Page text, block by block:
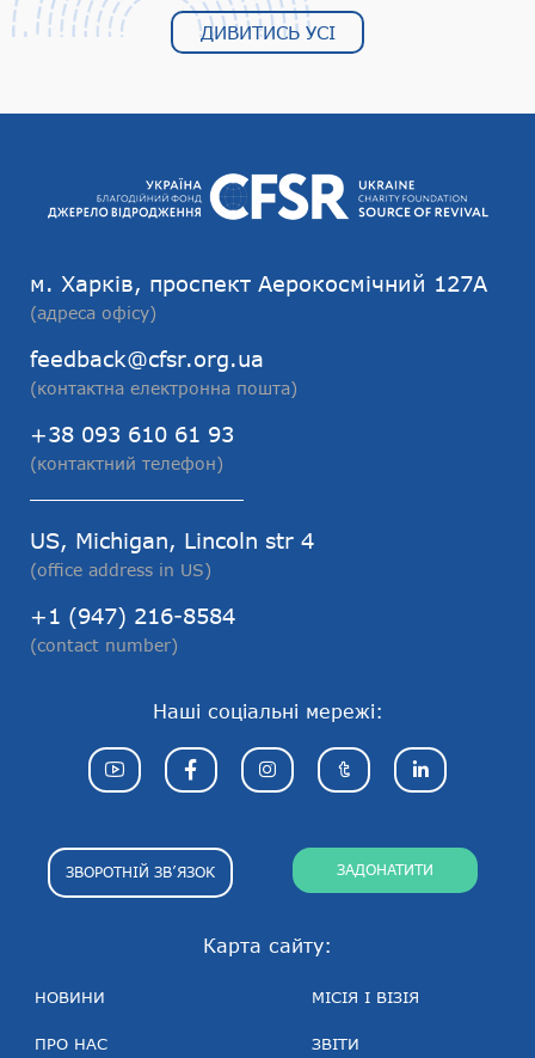
ДИВИТИСЬ УСІ
м. Харків, проспект Аерокосмічний 127А
(адреса офісу)
feedback@cfsr.org.ua
(контактна електронна пошта)
+38 093 610 61 93
(контактний телефон)
US, Michigan, Lincoln str 4
(office address in US)
+1 (947) 216-8584
(contact number)
Карта сайту:
НОВИНИ
ПРО НАС
МІСІЯ І ВІЗІЯ
ЗВІТИ
Наші соціальні мережі:
ЗВОРОТНІЙ ЗВ’ЯЗОК ЗАДОНАТИТИ